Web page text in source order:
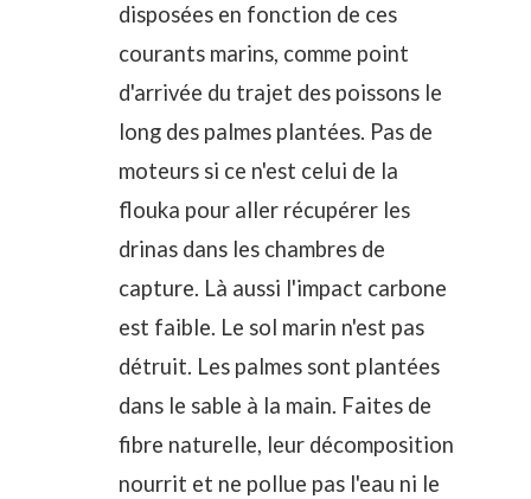
disposées en fonction de ces
courants marins, comme point
d'arrivée du trajet des poissons le
long des palmes plantées. Pas de
moteurs si ce n'est celui de la
flouka pour aller récupérer les
drinas dans les chambres de
capture. Là aussi l'impact carbone
est faible. Le sol marin n'est pas
détruit. Les palmes sont plantées
dans le sable à la main. Faites de
fibre naturelle, leur décomposition
nourrit et ne pollue pas l'eau ni le